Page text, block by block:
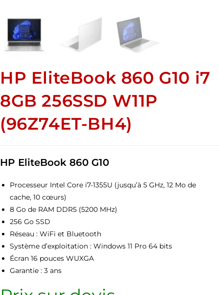
HP EliteBook 860 G10 i7
8GB 256SSD W11P
(96Z74ET-BH4)
HP EliteBook 860 G10
Processeur Intel Core i7-1355U (jusqu’à 5 GHz, 12 Mo de
cache, 10 cœurs)
8 Go de RAM DDR5 (5200 MHz)
256 Go SSD
Réseau : WiFi et Bluetooth
Système d’exploitation : Windows 11 Pro 64 bits
Écran 16 pouces WUXGA
Garantie : 3 ans